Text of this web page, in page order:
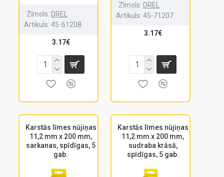
Zīmols: DREL
Artikuls: 45-61208
3.17€
Zīmols: DREL
Artikuls: 45-71207
3.17€
Karstās līmes nūjiņas
11,2 mm x 200 mm,
sarkanas, spīdīgas, 5
gab.
Karstās līmes nūjiņas
11,2 mm x 200 mm,
sudraba krāsā,
spīdīgas, 5 gab.